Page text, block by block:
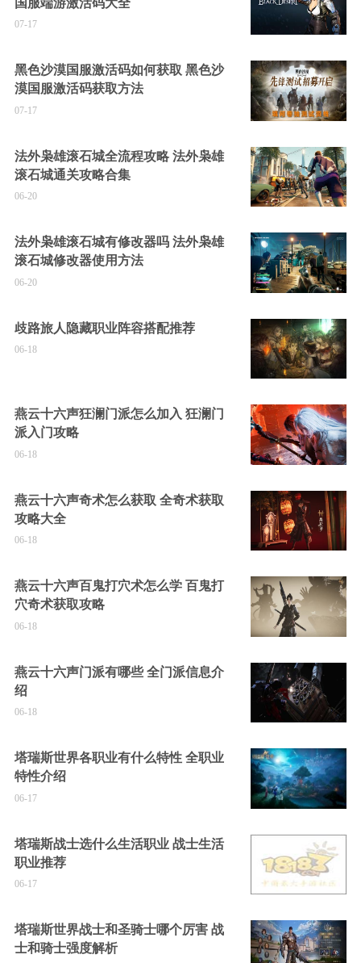
07-17
黑色沙漠国服激活码如何获取 黑色沙
漠国服激活码获取方法
07-17
法外枭雄滚石城全流程攻略 法外枭雄
滚石城通关攻略合集
06-20
法外枭雄滚石城有修改器吗 法外枭雄
滚石城修改器使用方法
06-20
歧路旅人隐藏职业阵容搭配推荐
06-18
燕云十六声狂澜门派怎么加入 狂澜门
派入门攻略
06-18
燕云十六声奇术怎么获取 全奇术获取
攻略大全
06-18
燕云十六声百鬼打穴术怎么学 百鬼打
穴奇术获取攻略
06-18
燕云十六声门派有哪些 全门派信息介
绍
06-18
塔瑞斯世界各职业有什么特性 全职业
特性介绍
06-17
塔瑞斯战士选什么生活职业 战士生活
职业推荐
06-17
塔瑞斯世界战士和圣骑士哪个厉害 战
士和骑士强度解析